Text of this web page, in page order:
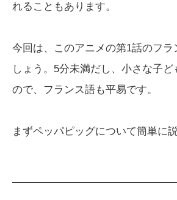
れることもあります。
今回は、このアニメの第1話のフラ
しょう。5分未満だし、小さな子
ので、フランス語も平易です。
まずペッパピッグについて簡単に